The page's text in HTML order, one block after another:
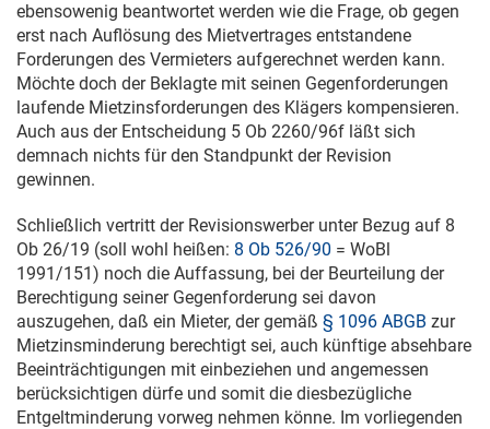
ebensowenig beantwortet werden wie die Frage, ob gegen
erst nach Auflösung des Mietvertrages entstandene
Forderungen des Vermieters aufgerechnet werden kann.
Möchte doch der Beklagte mit seinen Gegenforderungen
laufende Mietzinsforderungen des Klägers kompensieren.
Auch aus der Entscheidung 5 Ob 2260/96f läßt sich
demnach nichts für den Standpunkt der Revision
gewinnen.
Schließlich vertritt der Revisionswerber unter Bezug auf 8
Ob 26/19 (soll wohl heißen: 8 Ob 526/90 = WoBl
1991/151) noch die Auffassung, bei der Beurteilung der
Berechtigung seiner Gegenforderung sei davon
auszugehen, daß ein Mieter, der gemäß § 1096 ABGB zur
Mietzinsminderung berechtigt sei, auch künftige absehbare
Beeinträchtigungen mit einbeziehen und angemessen
berücksichtigen dürfe und somit die diesbezügliche
Entgeltminderung vorweg nehmen könne. Im vorliegenden